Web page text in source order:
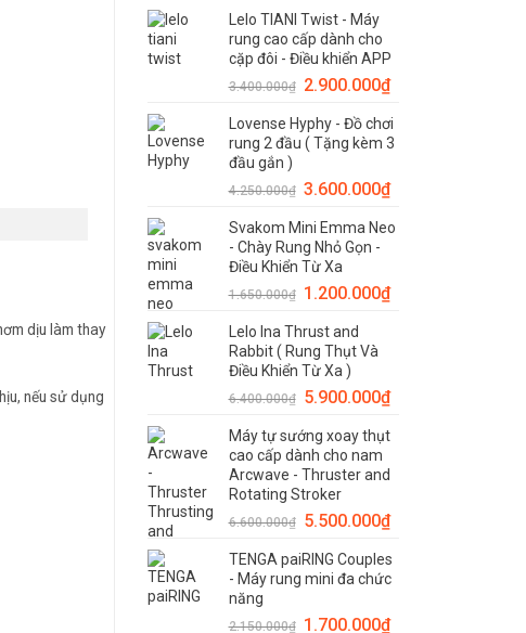
Lelo TIANI Twist - Máy
rung cao cấp dành cho
cặp đôi - Điều khiển APP
3.400.000₫ 2.900.000₫
Lovense Hyphy - Đồ chơi
rung 2 đầu ( Tặng kèm 3
đầu gắn )
4.250.000₫ 3.600.000₫
Svakom Mini Emma Neo
- Chày Rung Nhỏ Gọn -
Điều Khiển Từ Xa
1.650.000₫ 1.200.000₫
Lelo Ina Thrust and
Rabbit ( Rung Thụt Và
Điều Khiển Từ Xa )
6.400.000₫ 5.900.000₫
Máy tự sướng xoay thụt
cao cấp dành cho nam
Arcwave - Thruster and
Rotating Stroker
6.600.000₫ 5.500.000₫
TENGA paiRING Couples
- Máy rung mini đa chức
năng
2.150.000₫ 1.700.000₫
dịu làm thay
nếu sử dụng